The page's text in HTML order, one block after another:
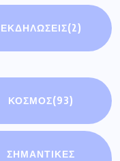
ΕΚΔΗΛΩΣΕΙΣ(2)
ΚΟΣΜΟΣ(93)
ΣΗΜΑΝΤΙΚΈΣ